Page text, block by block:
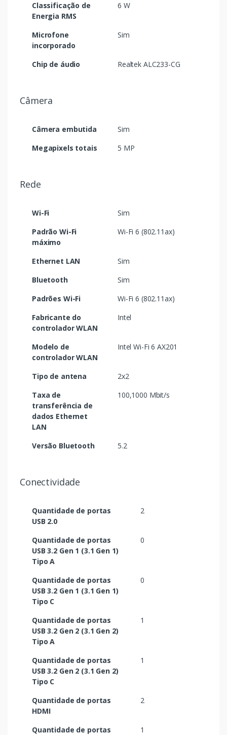
Classificação de
Energia RMS
6 W
Microfone
incorporado
Sim
Chip de áudio Realtek ALC233-CG
Câmera
Câmera embutida
Sim
Megapixels totais
5 MP
Rede
Wi-Fi
Sim
Padrão Wi-Fi
máximo
Wi-Fi 6 (802.11ax)
Ethernet LAN
Sim
Bluetooth
Sim
Padrões Wi-Fi
Wi-Fi 6 (802.11ax)
Fabricante do
controlador WLAN
Intel
Modelo de
controlador WLAN
Intel Wi-Fi 6 AX201
Tipo de antena
2x2
Taxa de
transferência de
dados Ethernet
LAN
100,1000 Mbit/s
Versão Bluetooth 5.2
Conectividade
Quantidade de portas
USB 2.0
2
Quantidade de portas
USB 3.2 Gen 1 (3.1 Gen 1)
Tipo A
0
Quantidade de portas
USB 3.2 Gen 1 (3.1 Gen 1)
Tipo C
0
Quantidade de portas
USB 3.2 Gen 2 (3.1 Gen 2)
Tipo A
1
Quantidade de portas
USB 3.2 Gen 2 (3.1 Gen 2)
Tipo C
1
Quantidade de portas
HDMI
2
Quantidade de portas 1